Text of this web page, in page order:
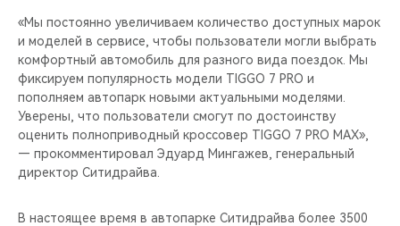
«Мы постоянно увеличиваем количество доступных марок
и моделей в сервисе, чтобы пользователи могли выбрать
комфортный автомобиль для разного вида поездок. Мы
фиксируем популярность модели TIGGO 7 PRO и
пополняем автопарк новыми актуальными моделями.
Уверены, что пользователи смогут по достоинству
оценить полноприводный кроссовер TIGGO 7 PRO MAX»,
— прокомментировал Эдуард Мингажев, генеральный
директор Ситидрайва.
В настоящее время в автопарке Ситидрайва более 3500